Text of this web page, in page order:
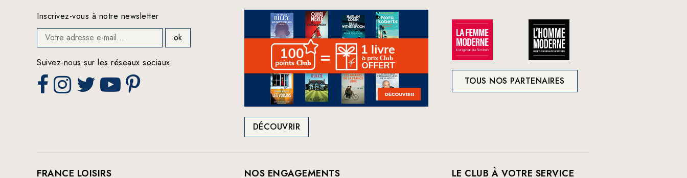
Inscrivez-vous à notre newsletter
Suivez-nous sur les réseaux sociaux
DÉCOUVRIR
TOUS NOS PARTENAIRES
FRANCE LOISIRS NOS ENGAGEMENTS LE CLUB À VOTRE SERVICE